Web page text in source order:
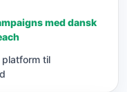
med dansk
til